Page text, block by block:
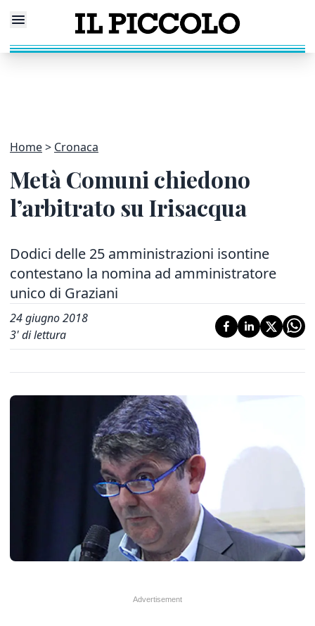
Home Cronaca
Metà Comuni chiedono
l’arbitrato su Irisacqua
Dodici delle 25 amministrazioni isontine
contestano la nomina ad amministratore
unico di Graziani
24 giugno 2018
3' di lettura